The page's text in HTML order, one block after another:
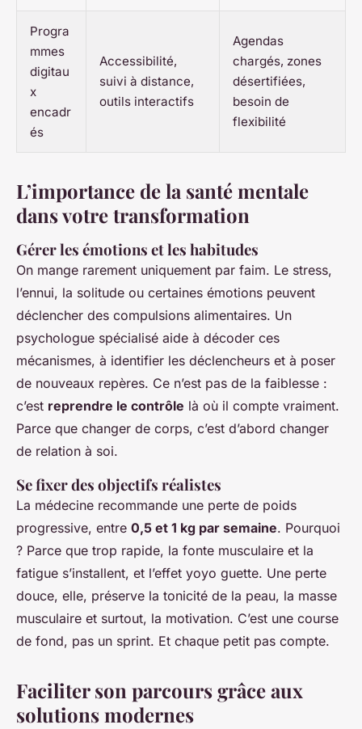
Progra
mmes
digitau
x
encadr
és
Accessibilité,
suivi à distance,
outils interactifs
Agendas
chargés, zones
désertifiées,
besoin de
flexibilité
L’importance de la santé mentale
dans votre transformation
Gérer les émotions et les habitudes
On mange rarement uniquement par faim. Le stress,
l’ennui, la solitude ou certaines émotions peuvent
déclencher des compulsions alimentaires. Un
psychologue spécialisé aide à décoder ces
mécanismes, à identifier les déclencheurs et à poser
de nouveaux repères. Ce n’est pas de la faiblesse :
c’est reprendre le contrôle là où il compte vraiment.
Parce que changer de corps, c’est d’abord changer
de relation à soi.
Se fixer des objectifs réalistes
La médecine recommande une perte de poids
progressive, entre 0,5 et 1 kg par semaine. Pourquoi
? Parce que trop rapide, la fonte musculaire et la
fatigue s’installent, et l’effet yoyo guette. Une perte
douce, elle, préserve la tonicité de la peau, la masse
musculaire et surtout, la motivation. C’est une course
de fond, pas un sprint. Et chaque petit pas compte.
Faciliter son parcours grâce aux
solutions modernes